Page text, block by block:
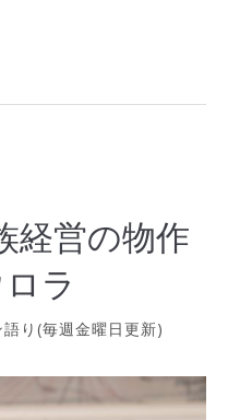
経営の物作
ラ
語り(毎週金曜日更新)